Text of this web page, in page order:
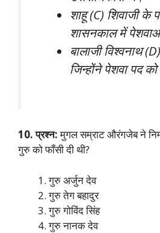
शाहू (C) शिवाजी के
शासनकाल में
बालाजी विश्वनाथ
जिन्होंने पेशवा पद
10. प्रश्न:मुगल सम्राट औरंगजेब ने
गुरु को फाँसी दी थी?
गुरु अर्जुन देव
गुरु तेग बहादुर
गुरु गोविंद सिंह
गुरु नानक देव